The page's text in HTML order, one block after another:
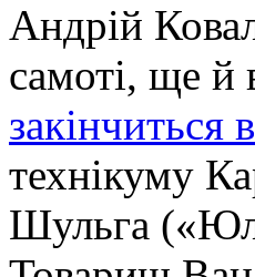
Андрій
самоті, ще й
закінчиться
технікуму
Шульга